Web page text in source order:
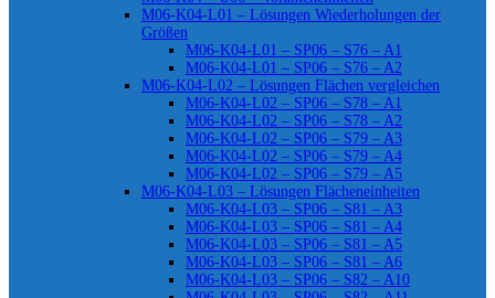
M06-K04-L01 – Lösungen Wiederholungen der
Größen
M06-K04-L01 – SP06 – S76 – A1
M06-K04-L01 – SP06 – S76 – A2
M06-K04-L02 – Lösungen Flächen vergleichen
M06-K04-L02 – SP06 – S78 – A1
M06-K04-L02 – SP06 – S78 – A2
M06-K04-L02 – SP06 – S79 – A3
M06-K04-L02 – SP06 – S79 – A4
M06-K04-L02 – SP06 – S79 – A5
M06-K04-L03 – Lösungen Flächeneinheiten
M06-K04-L03 – SP06 – S81 – A3
M06-K04-L03 – SP06 – S81 – A4
M06-K04-L03 – SP06 – S81 – A5
M06-K04-L03 – SP06 – S81 – A6
M06-K04-L03 – SP06 – S82 – A10